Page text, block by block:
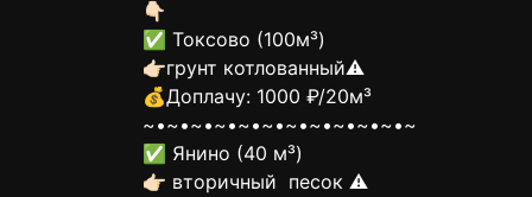
👇🏻
✅ Токсово (100м³)
👉🏻грунт котлованный⚠️
💰Доплачу: 1000 ₽/20м³
~•~•~•~•~•~•~•~•~•~•~•~
✅ Янино (40 м³)
👉🏻 вторичный песок ⚠️